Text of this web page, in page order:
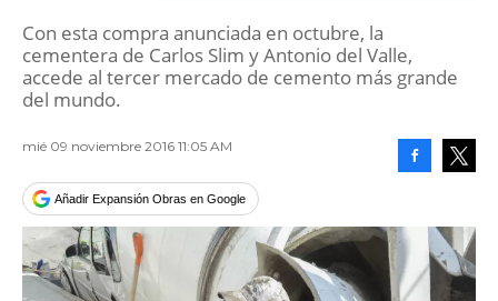
Con esta compra anunciada en octubre, la
cementera de Carlos Slim y Antonio del Valle,
accede al tercer mercado de cemento más grande
del mundo.
mié 09 noviembre 2016 11:05 AM
Añadir Expansión Obras en Google